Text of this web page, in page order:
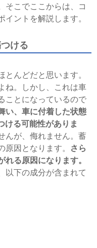
そこでここからは、コ
ントを解説します。
ける
んどだと思います。
ね。しかし、これは車
ことになっているので
い、車に付着した状態
ける可能性がありま
んが、侮れません。蓄
因となります。 さら
る原因になります。
以下の成分が含まれて